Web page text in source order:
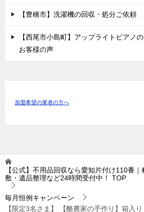
【豊橋市】洗濯機の回収・処分ご依頼
【西尾市小島町】アップライトピアノ
お客様の声
加盟希望の業者の方へ
【公式】不用品回収なら愛知片付け110番
敷・遺品整理など24時間受付中！
TOP
毎月恒例キャンペーン
【限定3名さま】 【酪農家の手作り】箱入